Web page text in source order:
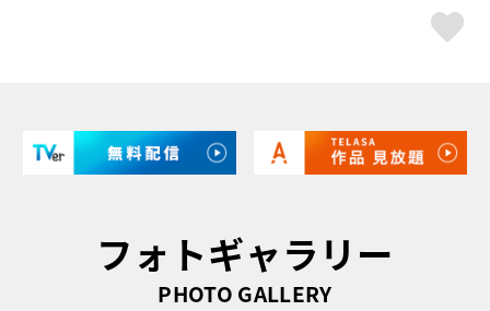
フォトギャラリー
PHOTO GALLERY